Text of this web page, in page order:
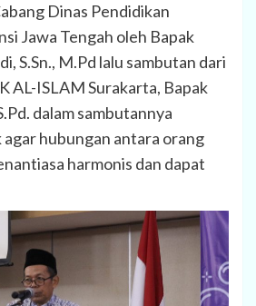
Dinas Pendidikan
Jawa Tengah oleh Bapak
S.Sn., M.Pd lalu sambutan dari
AL-ISLAM Surakarta, Bapak
dalam sambutannya
agar hubungan antara orang
harmonis dan dapat